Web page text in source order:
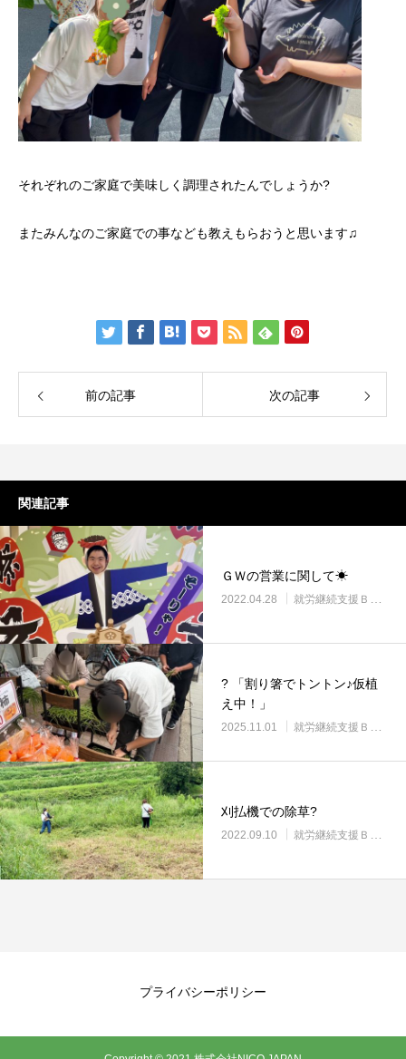
それぞれのご家庭で美味しく調理されたんでしょうか?
またみんなのご家庭での事なども教えもらおうと思います♫
前の記事 次の記事
関連記事
ＧＷの営業に関して☀
2022.04.28 就労継続支援Ｂ型・ニコプレイス
? 「割り箸でトントン♪仮植
え中！」
2025.11.01 就労継続支援Ｂ型・ニコプレイス
刈払機での除草?
2022.09.10 就労継続支援Ｂ型・ニコプレイス
プライバシーポリシー